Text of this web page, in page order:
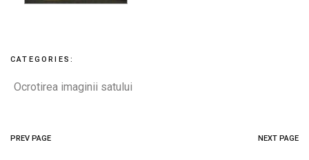
CATEGORIES:
Ocrotirea imaginii satului
PREV PAGE NEXT PAGE